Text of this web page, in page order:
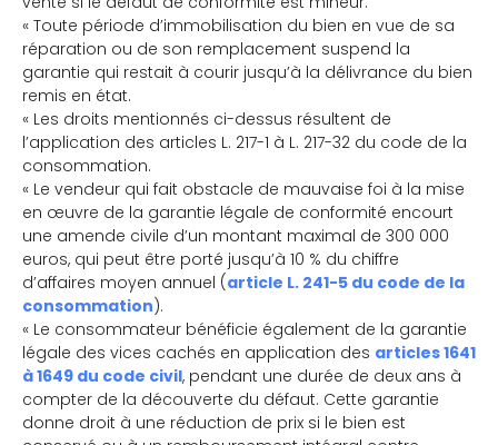
« Toute période d’immobilisation du bien en vue de sa
réparation ou de son remplacement suspend la
garantie qui restait à courir jusqu’à la délivrance du bien
remis en état.
« Les droits mentionnés ci-dessus résultent de
l’application des articles L. 217-1 à L. 217-32 du code de la
consommation.
« Le vendeur qui fait obstacle de mauvaise foi à la mise
en œuvre de la garantie légale de conformité encourt
une amende civile d’un montant maximal de 300 000
euros, qui peut être porté jusqu’à 10 % du chiffre
d’affaires moyen annuel (article L. 241-5 du code de la
consommation).
« Le consommateur bénéficie également de la garantie
légale des vices cachés en application des articles 1641
à 1649 du code civil, pendant une durée de deux ans à
compter de la découverte du défaut. Cette garantie
donne droit à une réduction de prix si le bien est